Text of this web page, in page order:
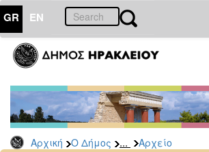
GR EN
Αρχική Ο Δήμος ... Αρχείο
ΔΗΜΟΣ
Διακηρύξεις
Δημοπρασίες
Αρχείο